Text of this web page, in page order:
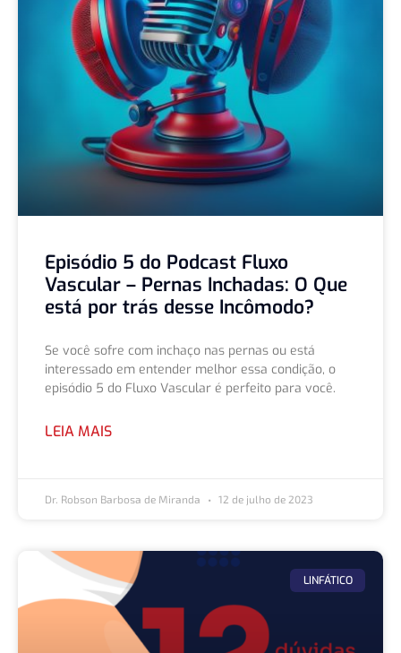
Episódio 5 do Podcast Fluxo
Vascular – Pernas Inchadas: O Que
está por trás desse Incômodo?
Se você sofre com inchaço nas pernas ou está
interessado em entender melhor essa condição, o
episódio 5 do Fluxo Vascular é perfeito para você.
LEIA MAIS
Dr. Robson Barbosa de Miranda 12 de julho de 2023
LINFÁTICO